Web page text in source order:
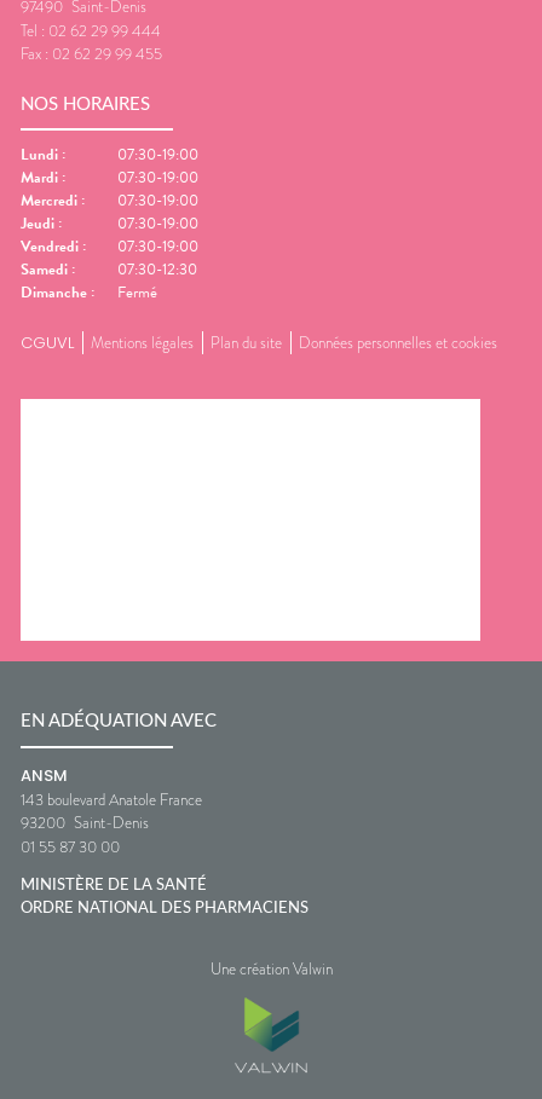
97490 Saint-Denis
Tel : 02 62 29 99 444
Fax : 02 62 29 99 455
NOS HORAIRES
Lundi :
07:30-19:00
Mardi :
07:30-19:00
Mercredi :
07:30-19:00
Jeudi :
07:30-19:00
Vendredi :
07:30-19:00
Samedi :
07:30-12:30
Dimanche : Fermé
CGUVL Mentions légales Plan du site Données personnelles et cookies
EN ADÉQUATION AVEC
ANSM
143 boulevard Anatole France
93200 Saint-Denis
01 55 87 30 00
MINISTÈRE DE LA SANTÉ
ORDRE NATIONAL DES PHARMACIENS
Une création Valwin